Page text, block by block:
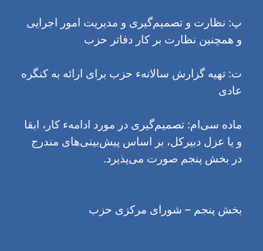
پ: نظارت و تصمیم‌گیری و مدیریت امور اجرایی
و همچنین نظارت بر کار دفاتر حزب
ت: تهیه گزارش سالانهء حزب برای ارائه به کنگره
عادی
ماده سی‌ام: تصمیم‌گیری در مورد ادامهء کار، ابقا
و یا عزل دبیرکل، بر اساس پیش‌بینی‌های مندرج
در بخش پنجم صورت می‌پذیرد.
بخش پنجم – شورای مرکزی حزب